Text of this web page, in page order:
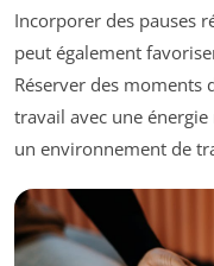
Incorporer des pauses
peut également
Réserver des moments
travail avec une
un environnement de